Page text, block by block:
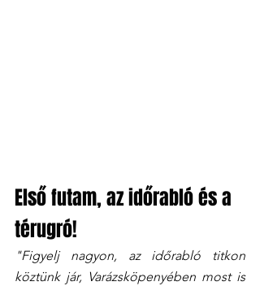
Első futam, az időrabló és a
térugró!
"Figyelj nagyon, az időrabló titkon
köztünk jár, Varázsköpenyében most is